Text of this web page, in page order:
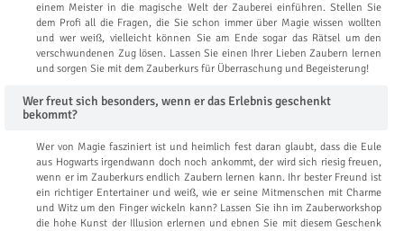
einem Meister in die magische Welt der Zauberei einführen. Stellen Sie
dem Profi all die Fragen, die Sie schon immer über Magie wissen wollten
und wer weiß, vielleicht können Sie am Ende sogar das Rätsel um den
verschwundenen Zug lösen. Lassen Sie einen Ihrer Lieben Zaubern lernen
und sorgen Sie mit dem Zauberkurs für Überraschung und Begeisterung!
Wer freut sich besonders, wenn er das Erlebnis geschenkt
bekommt?
Wer von Magie fasziniert ist und heimlich fest daran glaubt, dass die Eule
aus Hogwarts irgendwann doch noch ankommt, der wird sich riesig freuen,
wenn er im Zauberkurs endlich Zaubern lernen kann. Ihr bester Freund ist
ein richtiger Entertainer und weiß, wie er seine Mitmenschen mit Charme
und Witz um den Finger wickeln kann? Lassen Sie ihn im Zauberworkshop
die hohe Kunst der Illusion erlernen und ebnen Sie mit diesem Geschenk